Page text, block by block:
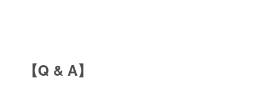
【Q & A】